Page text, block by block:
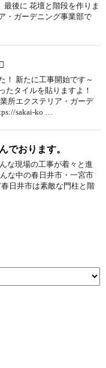
最後に 花壇と階段を作りま
・ガーデニング事業部で
！ 新たに工事開始です～
たタイルを貼りますよ！
所エクステリア・ガーデ
sakai-ko …
でおります。
な現場の工事が着々と進
な中の春日井市・一宮市
日井市は素敵な門柱と階